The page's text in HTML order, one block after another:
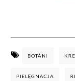
BOTÁNI
PIELĘGNACJA